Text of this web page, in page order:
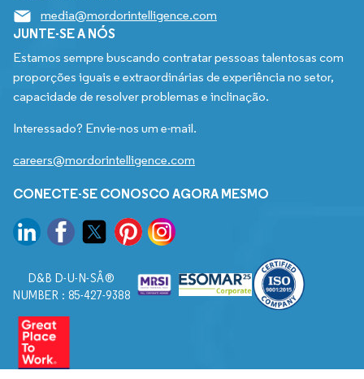
media@mordorintelligence.com
JUNTE-SE A NÓS
Estamos sempre buscando contratar pessoas talentosas com
proporções iguais e extraordinárias de experiência no setor,
capacidade de resolver problemas e inclinação.
Interessado? Envie-nos um e-mail.
careers@mordorintelligence.com
CONECTE-SE CONOSCO AGORA MESMO
D&B D-U-N-SÂ®
NUMBER : 85-427-9388